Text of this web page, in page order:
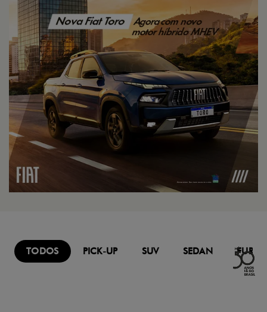
TODOS PICK-UP SUV SEDAN